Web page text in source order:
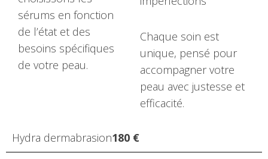
sérums en fonction
de l’état et des
besoins spécifiques
de votre peau.
Chaque soin est
unique, pensé pour
accompagner votre
peau avec justesse et
efficacité.
Hydra dermabrasion180 €